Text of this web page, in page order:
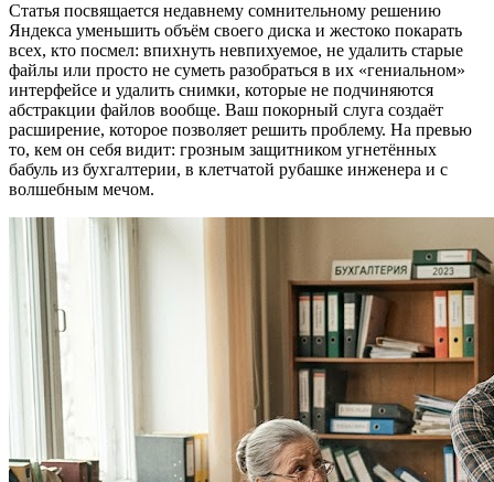
Статья посвящается недавнему сомнительному решению
Яндекса уменьшить объём своего диска и жестоко покарать
всех, кто посмел: впихнуть невпихуемое, не удалить старые
файлы или просто не суметь разобраться в их «гениальном»
интерфейсе и удалить снимки, которые не подчиняются
абстракции файлов вообще. Ваш покорный слуга создаёт
расширение, которое позволяет решить проблему. На превью
то, кем он себя видит: грозным защитником угнетённых
бабуль из бухгалтерии, в клетчатой рубашке инженера и с
волшебным мечом.